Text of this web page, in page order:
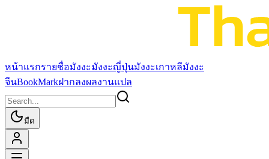
หน้าแรกรายชื่อมังงะมังงะญี่ปุ่นมังงะเกาหลีมังงะ
จีนBookMarkฝากลงผลงานแปล
มืด